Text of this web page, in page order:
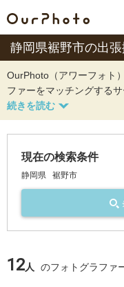
静岡県裾野市の出
OurPhoto（アワーフォト
ファーをマッチングするサ
現在の検索条件
静岡県 裾野市
12人 のフォトグラファ